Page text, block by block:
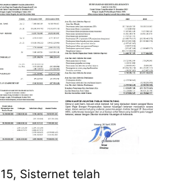
Sisternet telah